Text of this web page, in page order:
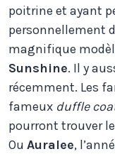
poitrine et ayant
personnellement
magnifique
Sunshine. Il y
récemment. Les
fameux duffle
pourront trouver
Ou Auralee,